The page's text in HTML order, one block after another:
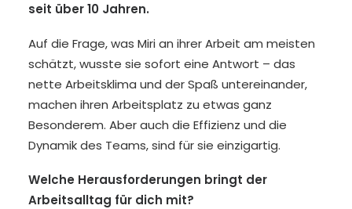
seit über 10 Jahren.
Auf die Frage, was Miri an ihrer Arbeit am meisten
schätzt, wusste sie sofort eine Antwort – das
nette Arbeitsklima und der Spaß untereinander,
machen ihren Arbeitsplatz zu etwas ganz
Besonderem. Aber auch die Effizienz und die
Dynamik des Teams, sind für sie einzigartig.
Welche Herausforderungen bringt der
Arbeitsalltag für dich mit?